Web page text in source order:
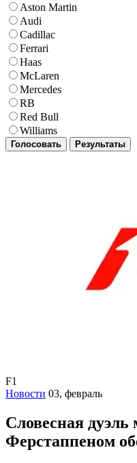
Aston Martin
Audi
Cadillac
Ferrari
Haas
McLaren
Mercedes
RB
Red Bull
Williams
Голосовать Результаты
F1
Новости 03, февраль
Словесная
Ферстаппеном